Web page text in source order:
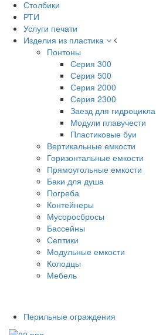
Столбики
РТИ
Услуги печати
Изделия из пластика
Понтоны
Серия 300
Серия 500
Серия 2000
Серия 2300
Заезд для гидроцикла
Модули плавучести
Пластиковые буи
Вертикальные емкости
Горизонтальные емкости
Прямоугольные емкости
Баки для душа
Погреба
Контейнеры
Мусоросбросы
Бассейны
Септики
Модульные емкости
Колодцы
Мебель
Перильные ограждения